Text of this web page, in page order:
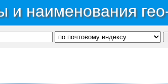
и наименования